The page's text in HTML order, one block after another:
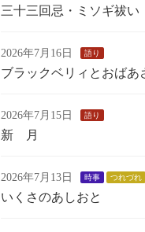
三十三回忌・ミソギ祓い
2026年7月16日 語り
ブラックベリィとおばあ
2026年7月15日 語り
新 月
2026年7月13日 時事 つれづれ
いくさのあしおと